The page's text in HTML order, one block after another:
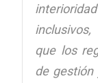
que los
de